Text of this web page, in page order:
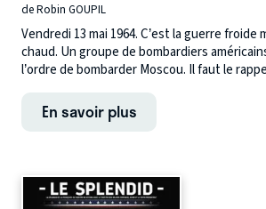
de Robin GOUPIL
Vendredi 13 mai 1964. C’est la guerre froide
chaud. Un groupe de bombardiers
l’ordre de bombarder Moscou. Il faut le
En savoir plus